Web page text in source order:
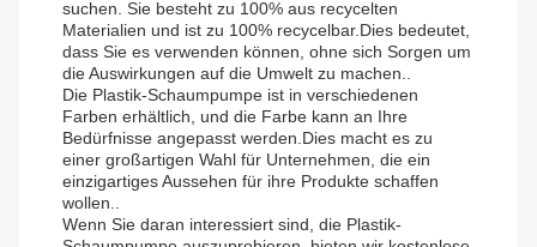
suchen. Sie besteht zu 100% aus recycelten
Materialien und ist zu 100% recycelbar.Dies bedeutet,
dass Sie es verwenden können, ohne sich Sorgen um
die Auswirkungen auf die Umwelt zu machen..
Die Plastik-Schaumpumpe ist in verschiedenen
Farben erhältlich, und die Farbe kann an Ihre
Bedürfnisse angepasst werden.Dies macht es zu
einer großartigen Wahl für Unternehmen, die ein
einzigartiges Aussehen für ihre Produkte schaffen
wollen..
Wenn Sie daran interessiert sind, die Plastik-